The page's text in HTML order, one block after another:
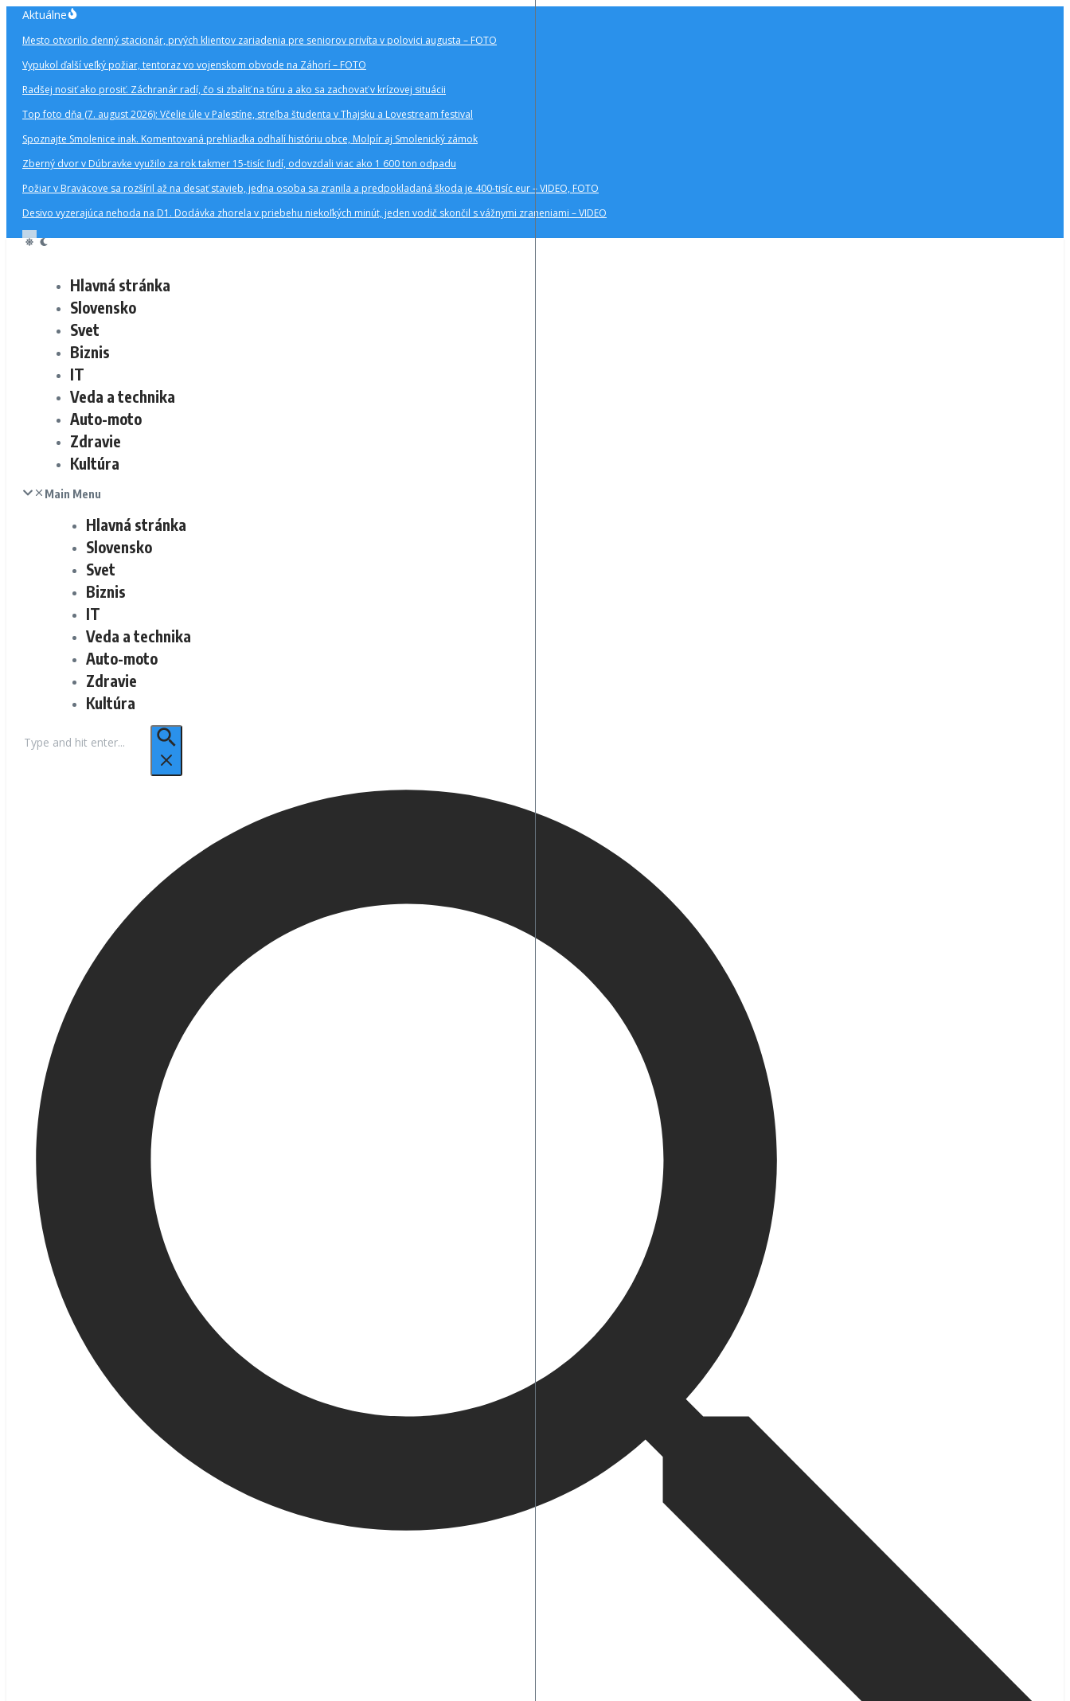
Preskočiť
obsah
Aktuálne
Mesto otvorilo denný stacionár, prvých klientov zariadenia pre seniorov privíta v polovici augusta – FOTO
Vypukol ďalší veľký požiar, tentoraz vo vojenskom obvode na Záhorí – FOTO
Radšej nosiť ako prosiť. Záchranár radí, čo si zbaliť na túru a ako sa zachovať v krízovej situácii
Top foto dňa (7. august 2026): Včelie úle v Palestíne, streľba študenta v Thajsku a Lovestream festival
Spoznajte Smolenice inak. Komentovaná prehliadka odhalí históriu obce, Molpír aj Smolenický zámok
Zberný dvor v Dúbravke využilo za rok takmer 15-tisíc ľudí, odovzdali viac ako 1 600 ton odpadu
Požiar v Braväcove sa rozšíril až na desať stavieb, jedna osoba sa zranila a predpokladaná škoda je 400-tisíc eur – VIDEO, FOTO
Desivo vyzerajúca nehoda na D1. Dodávka zhorela v priebehu niekoľkých minút, jeden vodič skončil s vážnymi zraneniami – VIDEO
Hlavná stránka
Slovensko
Svet
Biznis
IT
Veda a technika
Auto-moto
Zdravie
Kultúra
Main Menu
Hlavná stránka
Slovensko
Svet
Biznis
IT
Veda a technika
Auto-moto
Zdravie
Kultúra